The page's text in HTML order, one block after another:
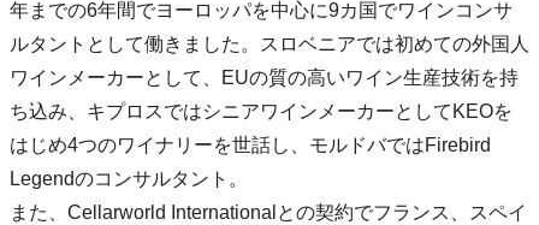
年までの6年間でヨーロッパを中心に9カ国でワインコンサ
ルタントとして働きました。スロベニアでは初めての外国人
ワインメーカーとして、EUの質の高いワイン生産技術を持
ち込み、キプロスではシニアワインメーカーとしてKEOを
はじめ4つのワイナリーを世話し、モルドバではFirebird
Legendのコンサルタント。
また、Cellarworld Internationalとの契約でフランス、スペイ